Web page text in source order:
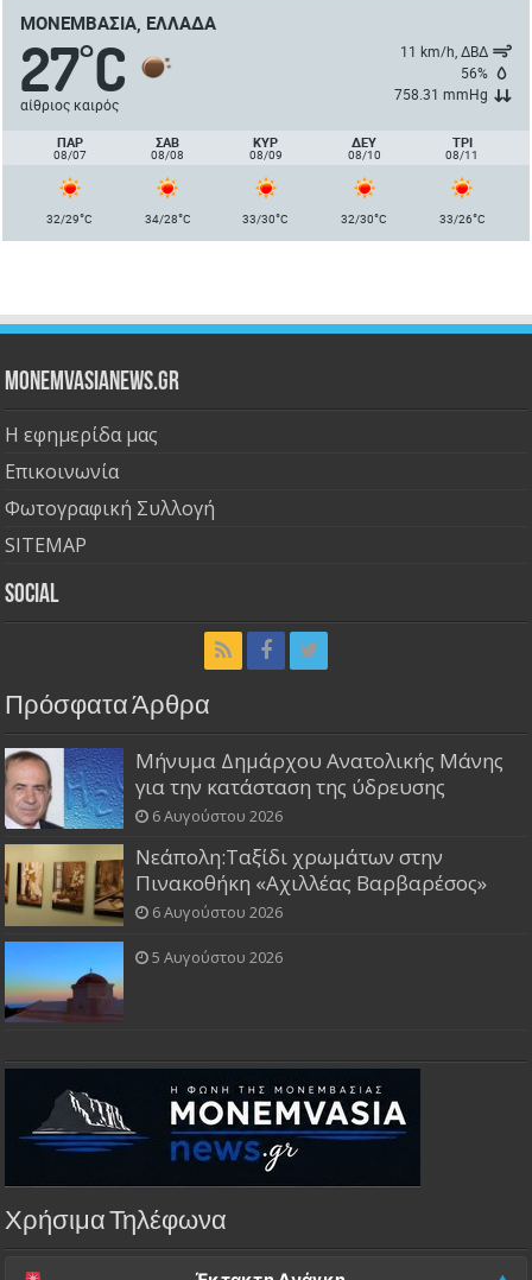
ΜΟΝΕΜΒΑΣΙΆ, ΕΛΛΆΔΑ
27°C
αίθριος καιρός
11 km/h, ΔΒΔ
56%
758.31 mmHg
ΠΑΡ
08/07
ΣΑΒ
08/08
ΚΥΡ
08/09
ΔΕΥ
08/10
ΤΡΙ
08/11
32/29°C 34/28°C 33/30°C 32/30°C 33/26°C
Monemvasianews.gr
Η εφημερίδα μας
Επικοινωνία
Φωτογραφική Συλλογή
SITEMAP
Social
Πρόσφατα Άρθρα
Μήνυμα Δημάρχου Ανατολικής Μάνης
για την κατάσταση της ύδρευσης
6 Αυγούστου 2026
Νεάπολη:Ταξίδι χρωμάτων στην
Πινακοθήκη «Αχιλλέας Βαρβαρέσος»
6 Αυγούστου 2026
5 Αυγούστου 2026
Χρήσιμα Τηλέφωνα